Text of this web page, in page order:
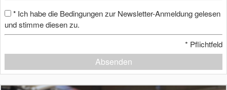
* Ich habe die Bedingungen zur Newsletter-Anmeldung gelesen
und stimme diesen zu.
* Pflichtfeld
Absenden